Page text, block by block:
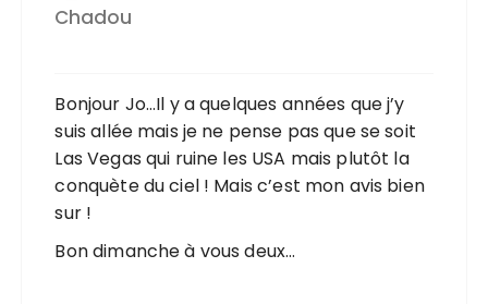
Chadou
Bonjour Jo…Il y a quelques années que j’y
suis allée mais je ne pense pas que se soit
Las Vegas qui ruine les USA mais plutôt la
conquète du ciel ! Mais c’est mon avis bien
sur !
Bon dimanche à vous deux…